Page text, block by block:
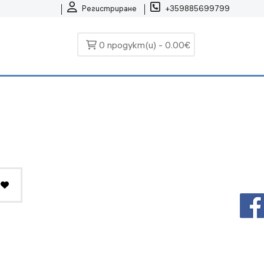
Регистриране +359885699799
0 продукт(и) - 0.00€